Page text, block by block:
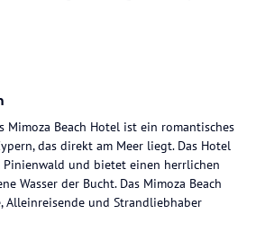
Mimoza Beach Hotel ist ein romantisches
das direkt am Meer liegt. Das Hotel
und bietet einen herrlichen
Wasser der Bucht. Das Mimoza Beach
Alleinreisende und Strandliebhaber